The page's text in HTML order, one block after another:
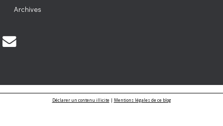
Archives
Déclarer un contenu illicite| Mentions légales de ce blog